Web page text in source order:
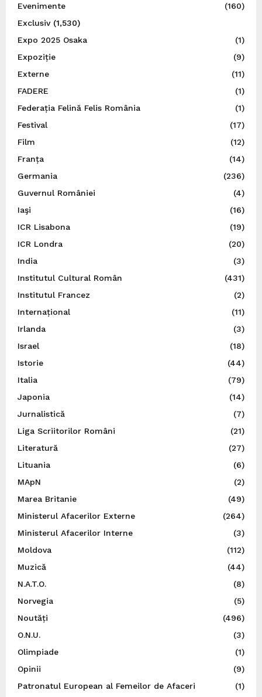
Evenimente
(160)
Exclusiv(1,530)
Expo 2025 Osaka
(1)
Expoziție
(9)
Externe
(11)
FADERE
(1)
Federația Felină Felis România
(1)
Festival
(17)
Film
(12)
Franța
(14)
Germania
(236)
Guvernul României
(4)
Iaşi
(16)
ICR Lisabona
(19)
ICR Londra
(20)
India
(3)
Institutul Cultural Român
(431)
Institutul Francez
(2)
Internațional
(11)
Irlanda
(3)
Israel
(18)
Istorie
(44)
Italia
(79)
Japonia
(14)
Jurnalistică
(7)
Liga Scriitorilor Români
(21)
Literatură
(27)
Lituania
(6)
MApN
(2)
Marea Britanie
(49)
Ministerul Afacerilor Externe
(264)
Ministerul Afacerilor Interne
(3)
Moldova
(112)
Muzică
(44)
N.A.T.O.
(8)
Norvegia
(5)
Noutăți
(496)
O.N.U.
(3)
Olimpiade
(1)
Opinii
(9)
Patronatul European al Femeilor de Afaceri
(1)